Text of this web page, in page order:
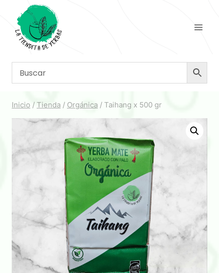
contenido
Inicio / Tienda / Orgánica / Taihang x 500 gr